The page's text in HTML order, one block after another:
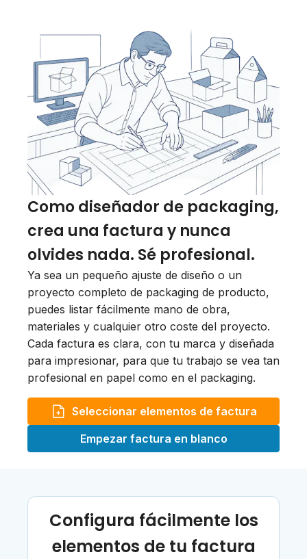
Como diseñador de packaging,
crea una factura y nunca
olvides nada. Sé profesional.
Ya sea un pequeño ajuste de diseño o un
proyecto completo de packaging de producto,
puedes listar fácilmente mano de obra,
materiales y cualquier otro coste del proyecto.
Cada factura es clara, con tu marca y diseñada
para impresionar, para que tu trabajo se vea tan
profesional en papel como en el packaging.
Seleccionar elementos de factura
Empezar factura en blanco
Configura fácilmente los
elementos de tu factura